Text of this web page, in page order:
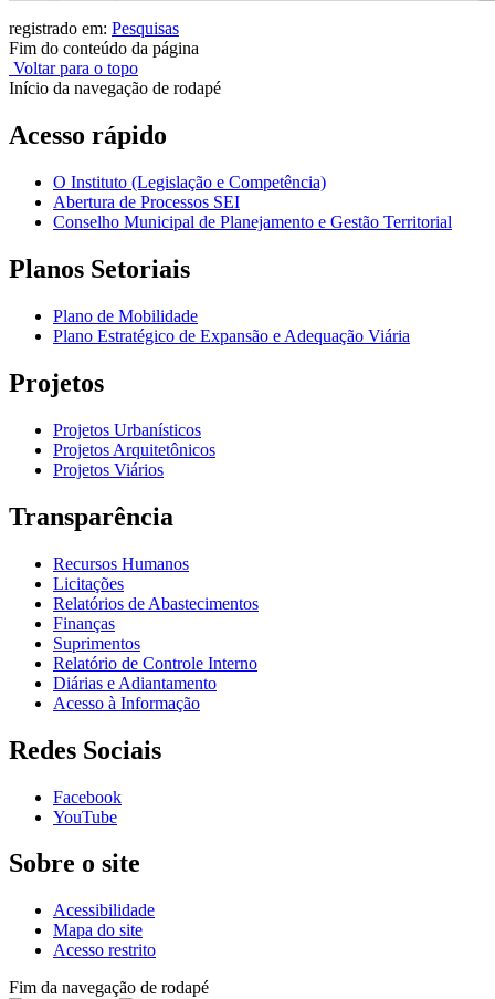
registrado em: Pesquisas
Fim do conteúdo da página
Voltar para o topo
Início da navegação de rodapé
Acesso rápido
O Instituto (Legislação e Competência)
Abertura de Processos SEI
Conselho Municipal de Planejamento e Gestão Territorial
Planos Setoriais
Plano de Mobilidade
Plano Estratégico de Expansão e Adequação Viária
Projetos
Projetos Urbanísticos
Projetos Arquitetônicos
Projetos Viários
Transparência
Recursos Humanos
Licitações
Relatórios de Abastecimentos
Finanças
Suprimentos
Relatório de Controle Interno
Diárias e Adiantamento
Acesso à Informação
Redes Sociais
Facebook
YouTube
Sobre o site
Acessibilidade
Mapa do site
Acesso restrito
Fim da navegação de rodapé